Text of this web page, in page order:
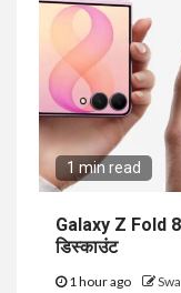
1 min read
Galaxy Z Fold
डिस्काउंट
1 hour ago